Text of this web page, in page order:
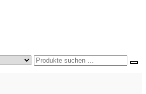
die beste Investition für mehr